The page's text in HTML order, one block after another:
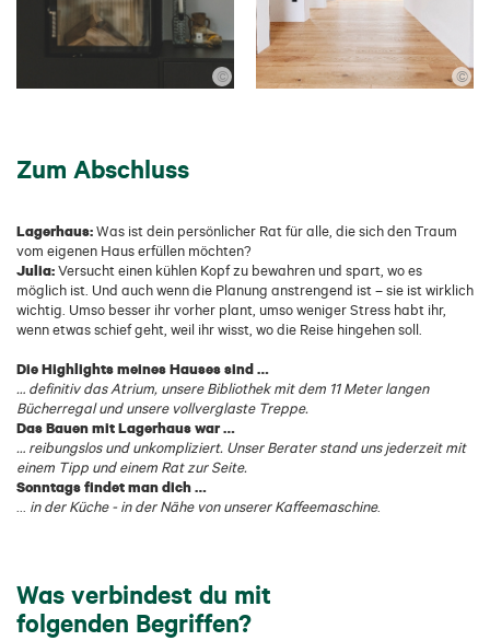
© ©
Zum Abschluss
Lagerhaus:Was ist dein persönlicher Rat für alle, die sich den Traum
vom eigenen Haus erfüllen möchten?
Julia:Versucht einen kühlen Kopf zu bewahren und spart, wo es
möglich ist. Und auch wenn die Planung anstrengend ist – sie ist wirklich
wichtig. Umso besser ihr vorher plant, umso weniger Stress habt ihr,
wenn etwas schief geht, weil ihr wisst, wo die Reise hingehen soll.
Die Highlights meines Hauses sind …
… definitiv das Atrium, unsere Bibliothek mit dem 11 Meter langen
Bücherregal und unsere vollverglaste Treppe.
Das Bauen mit Lagerhaus war …
… reibungslos und unkompliziert. Unser Berater stand uns jederzeit mit
einem Tipp und einem Rat zur Seite.
Sonntags findet man dich …
... in der Küche - in der Nähe von unserer Kaffeemaschine.
Was verbindest du mit
folgenden Begriffen?